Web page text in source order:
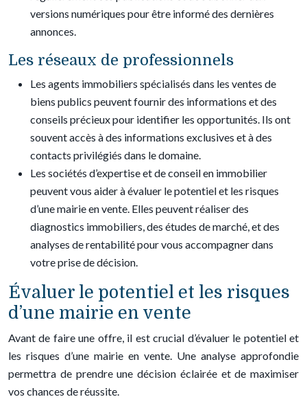
versions numériques pour être informé des dernières
annonces.
Les réseaux de professionnels
Les agents immobiliers spécialisés dans les ventes de
biens publics peuvent fournir des informations et des
conseils précieux pour identifier les opportunités. Ils ont
souvent accès à des informations exclusives et à des
contacts privilégiés dans le domaine.
Les sociétés d’expertise et de conseil en immobilier
peuvent vous aider à évaluer le potentiel et les risques
d’une mairie en vente. Elles peuvent réaliser des
diagnostics immobiliers, des études de marché, et des
analyses de rentabilité pour vous accompagner dans
votre prise de décision.
Évaluer le potentiel et les risques
d’une mairie en vente
Avant de faire une offre, il est crucial d’évaluer le potentiel et
les risques d’une mairie en vente. Une analyse approfondie
permettra de prendre une décision éclairée et de maximiser
vos chances de réussite.